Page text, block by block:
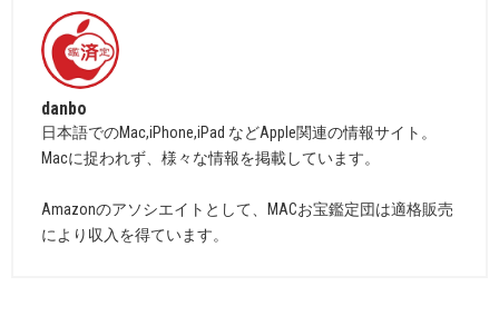
danbo
日本語でのMac,iPhone,iPad などApple関連の情報サイト。
Macに捉われず、様々な情報を掲載しています。
Amazonのアソシエイトとして、MACお宝鑑定団は適格販売
により収入を得ています。